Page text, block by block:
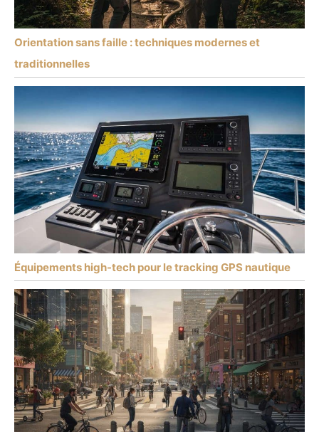
Orientation sans faille : techniques modernes et
traditionnelles
Équipements high-tech pour le tracking GPS nautique